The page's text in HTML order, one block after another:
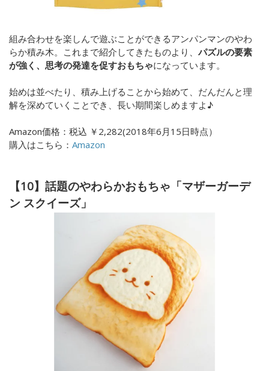
組み合わせを楽しんで遊ぶことができるアンパンマンのやわ
らか積み木。これまで紹介してきたものより、 パズルの要素
が強く、思考の発達を促すおもちゃになっています。
始めは並べたり、積み上げることから始めて、だんだんと理
解を深めていくことでき、長い期間楽しめますよ♪
Amazon価格： 税込 ￥2,282(2018年6月15日時点）
購入はこちら： Amazon
【10】話題のやわらかおもちゃ「マザーガーデ
ン スクイーズ」